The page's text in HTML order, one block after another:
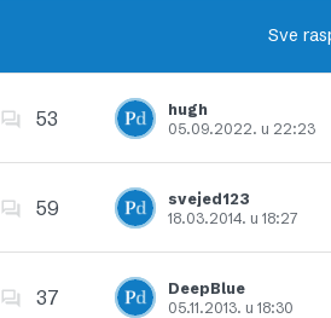
Dodajte u favorite
Sve
53
hugh
05.09.2022. u 22:23
Dodajte u favorite
59
svejed123
18.03.2014. u 18:27
Dodajte u favorite
37
DeepBlue
05.11.2013. u 18:30